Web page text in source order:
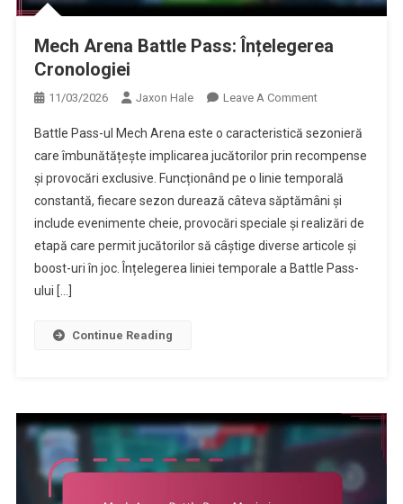
Mech Arena Battle Pass: Înțelegerea
Cronologiei
11/03/2026 Jaxon Hale Leave A CommentOn
Arena
Battle
Pass:
Înțelegerea
Cronologiei
Battle Pass-ul Mech Arena este o caracteristică sezonieră
care îmbunătățește implicarea jucătorilor prin recompense
și provocări exclusive. Funcționând pe o linie temporală
constantă, fiecare sezon durează câteva săptămâni și
include evenimente cheie, provocări speciale și realizări de
etapă care permit jucătorilor să câștige diverse articole și
boost-uri în joc. Înțelegerea liniei temporale a Battle Pass-
ului […]
Continue Reading